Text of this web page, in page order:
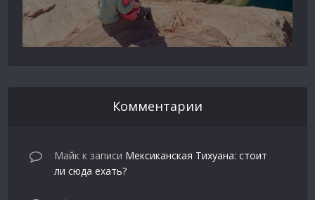
Комментарии
Майк к записи Мексиканская Тихуана: стоит
ли сюда ехать?